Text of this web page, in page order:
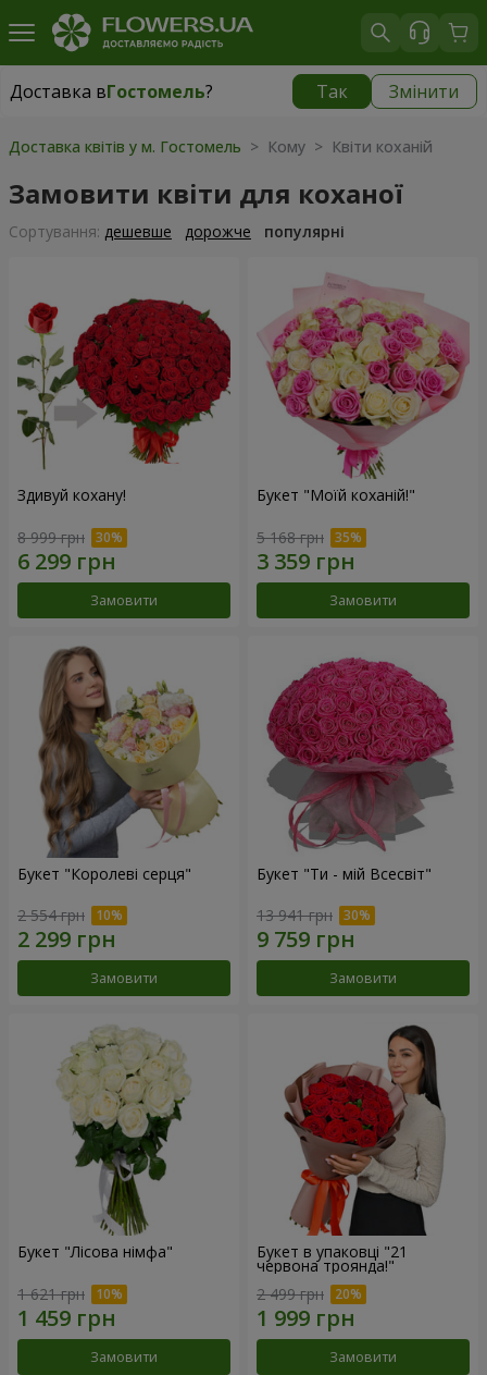
Доставка вГостомель? Так Змінити
Доставка вГостомель|
Доставка квітів у м. Гостомель > Кому > Квіти коханій
Замовити квіти для коханої
Сортування: дешевше дорожче популярні
Здивуй кохану!
8 999 грн
Замовити
Букет "Моїй коханій!"
5 168 грн
Замовити
Букет "Королеві серця"
2 554 грн
Замовити
Букет "Ти - мій Всесвіт"
13 941 грн
Замовити
Букет "Лісова німфа"
1 621 грн
Замовити
Букет в упаковці "21
червона троянда!"
2 499 грн
Замовити